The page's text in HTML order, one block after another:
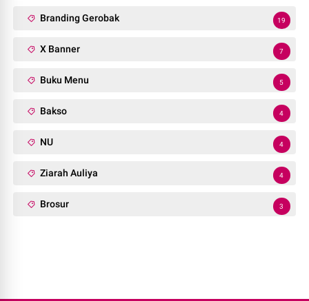
Branding Gerobak 19
X Banner 7
Buku Menu 5
Bakso 4
NU 4
Ziarah Auliya 4
Brosur 3